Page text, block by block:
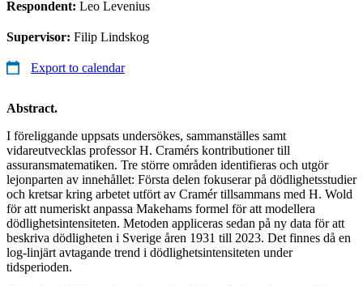
Respondent: Leo Levenius
Supervisor: Filip Lindskog
Export to calendar
Abstract.
I föreliggande uppsats undersökes, sammanställes samt
vidareutvecklas professor H. Cramérs kontributioner till
assuransmatematiken. Tre större områden identifieras och utgör
lejonparten av innehållet: Första delen fokuserar på dödlighetsstudier
och kretsar kring arbetet utfört av Cramér tillsammans med H. Wold
för att numeriskt anpassa Makehams formel för att modellera
dödlighetsintensiteten. Metoden appliceras sedan på ny data för att
beskriva dödligheten i Sverige åren 1931 till 2023. Det finnes då en
log-linjärt avtagande trend i dödlighetsintensiteten under
tidsperioden.